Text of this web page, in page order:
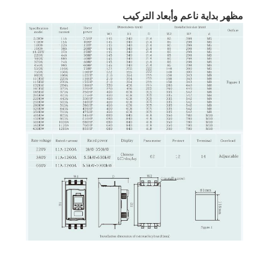
مظهر بداية ناعم وأبعاد التركيب